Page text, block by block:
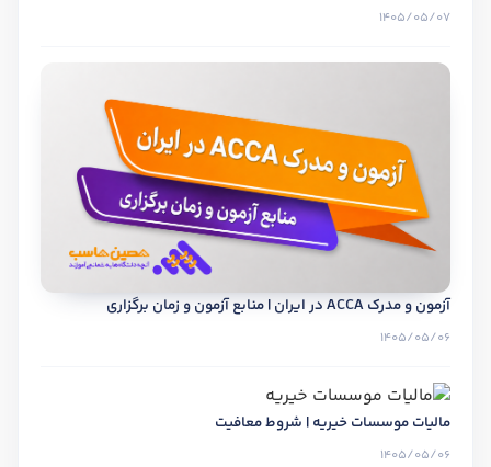
1405/05/07
آزمون و مدرک ACCA در ایران | منابع آزمون و زمان برگزاری
1405/05/06
مالیات موسسات خیریه | شروط معافیت
1405/05/06